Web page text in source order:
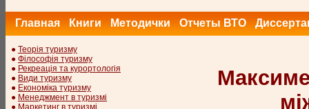
Главная Книги Методички Отчеты ВТО
● Теорія туризму
● Філософія туризму
● Рекреація та курортологія
● Види туризму
● Економіка туризму
● Менеджмент в туризмі
● Маркетинг в туризмі